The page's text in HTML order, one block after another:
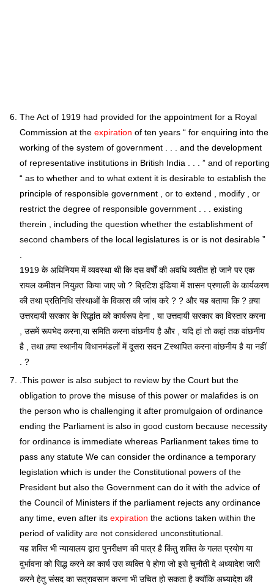
The Act of 1919 had provided for the appointment for a Royal
Commission at the expiration of ten years “ for enquiring into the
working of the system of government . . . and the development
of representative institutions in British India . . . ” and of reporting
“ as to whether and to what extent it is desirable to establish the
principle of responsible government , or to extend , modify , or
restrict the degree of responsible government . . . existing
therein , including the question whether the establishment of
second chambers of the local legislatures is or is not desirable ”
1919 के अधिनियम में व्यवस्था थी कि दस वर्षों की अवधि व्यतीत हो जाने पर एक
रायल कमीशन नियुक़्त किया जाए जो ? ब्रिटिश इंडिया में शासन प्रणाली के कार्यकरण
की तथा प्रतिनिधि संस्थाओं के विकास की जांच करे ? ? और यह बताया कि ? क़्या
उत्तरदायी सरकार के सिद्धांत को कार्यरूप देना , या उत्तदायी सरकार का विस्तार करना
, उसमें रूपभेद करना,या समिति करना वांछनीय है और , यदि हां तो कहां तक वांछनीय
है , तथा क़्या स्थानीय विधानमंडलों में दूसरा सदन Zस्थापित करना वांछनीय है या नहीं
. ?
.This power is also subject to review by the Court but the
obligation to prove the misuse of this power or malafides is on
the person who is challenging it after promulgaion of ordinance
ending the Parliament is also in good custom because necessity
for ordinance is immediate whereas Parlianment takes time to
pass any statute We can consider the ordinance a temporary
legislation which is under the Constitutional powers of the
President but also the Government can do it with the advice of
the Council of Ministers if the parliament rejects any ordinance
any time, even after its expiration the actions taken within the
period of validity are not considered unconstitutional.
यह शक्ति भी न्यायालय द्वारा पुनरीक्षण की पात्र है किंतु शक्ति के गलत प्रयोग या
दुर्भावना को सिद्ध करने का कार्य उस व्यक्ति पे होगा जो इसे चुनौती दे अध्यादेश जारी
करने हेतु संसद का सत्रावसान करना भी उचित हो सकता है क्यॉकि अध्यादेश की